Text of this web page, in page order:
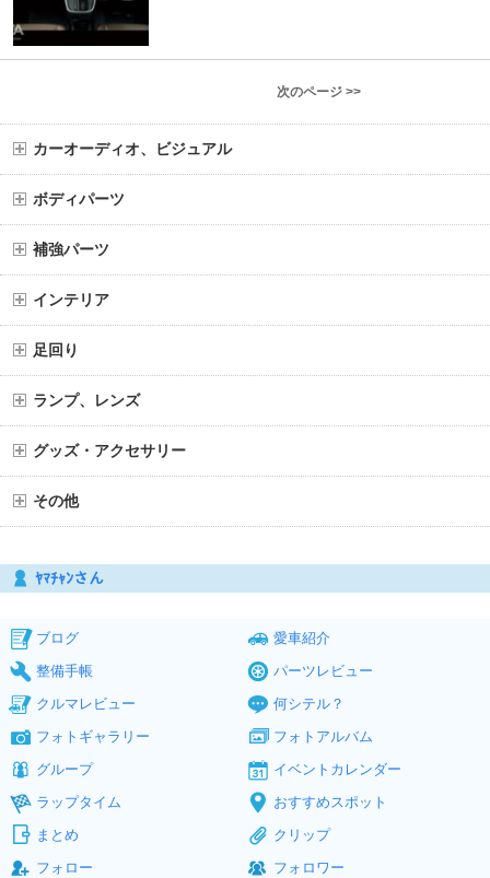
次のページ >>
カーオーディオ、ビジュアル
ボディパーツ
補強パーツ
インテリア
足回り
ランプ、レンズ
グッズ・アクセサリー
その他
ﾔﾏﾁｬﾝさん
ブログ
愛車紹介
整備手帳
パーツレビュー
クルマレビュー
何シテル？
フォトギャラリー
フォトアルバム
グループ
イベントカレンダー
ラップタイム
おすすめスポット
まとめ
クリップ
フォロー
フォロワー